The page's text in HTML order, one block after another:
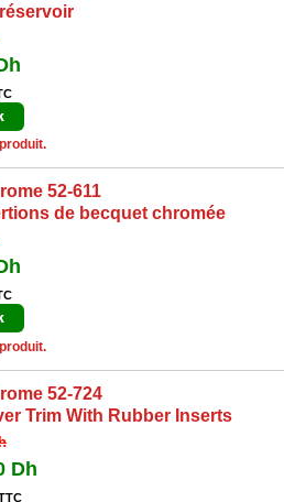
52-611
de becquet chromée
52-724
Trim With Rubber Inserts
Dh